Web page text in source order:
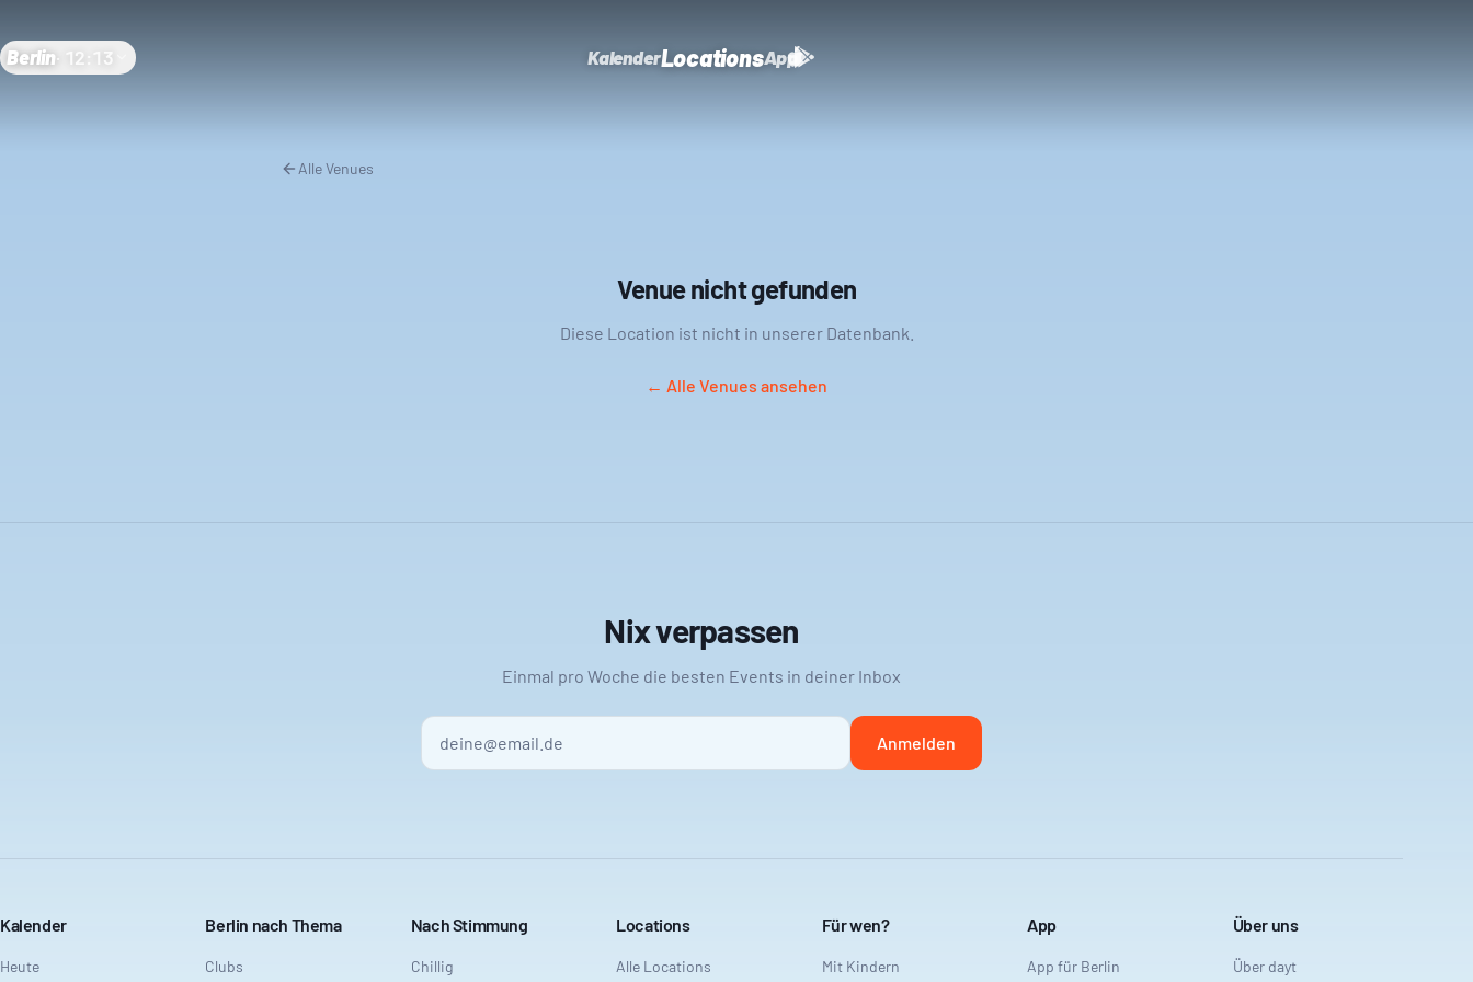
Berlin· 12:13 KalenderLocationsApp
Alle Venues
Venue nicht gefunden
Diese Location ist nicht in unserer Datenbank.
← Alle Venues ansehen
Nix verpassen
Einmal pro Woche die besten Events in deiner Inbox
Anmelden
Kalender
Heute
Berlin nach Thema
Clubs
Nach Stimmung
Chillig
Locations
Alle Locations
Für wen?
Mit Kindern
App
App für Berlin
Über uns
Über dayt